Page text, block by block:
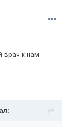
врач к нам